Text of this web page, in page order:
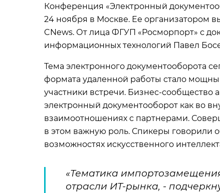
Конференция «Электронный
24 ноября в Москве. Ее организатором
CNews. От лица ФГУП «Росморпорт» с
информационных технологий Павел
Тема электронного документооборота
формата удаленной работы стало
участники встречи. Бизнес-сообщество
электронный документооборот как во
взаимоотношениях с партнерами.
в этом важную роль. Спикеры говорили
возможностях искусственного
«Тематика
отрасли ИТ-рынка, -